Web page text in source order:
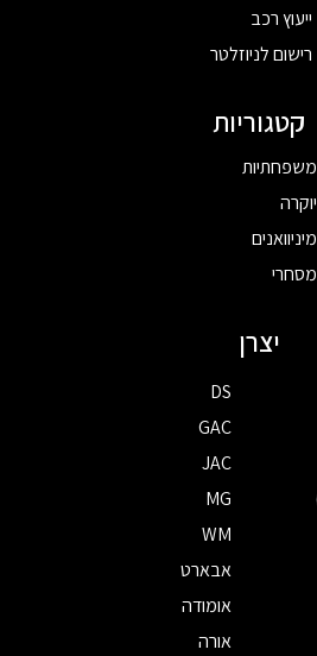
ייעוץ רכב
רישום לניוזלטר
קטגוריות
משפחתיות
יוקרה
מיניוואנים
מסחרי
יצרן
DS
GAC
JAC
MG
WM
אבארט
אומודה
אורה